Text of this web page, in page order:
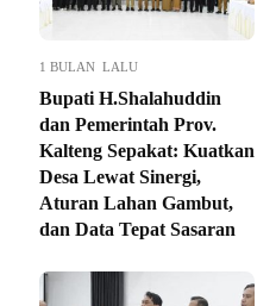
1 BULAN LALU
Bupati H.Shalahuddin
dan Pemerintah Prov.
Kalteng Sepakat: Kuatkan
Desa Lewat Sinergi,
Aturan Lahan Gambut,
dan Data Tepat Sasaran